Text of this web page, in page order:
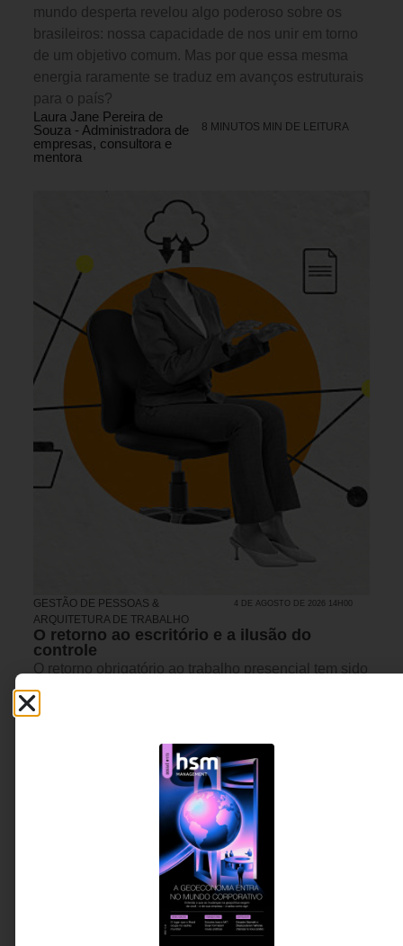
mundo desperta revelou algo poderoso sobre os
brasileiros: nossa capacidade de nos unir em torno
de um objetivo comum. Mas por que essa mesma
energia raramente se traduz em avanços estruturais
para o país?
Laura Jane Pereira de
Souza - Administradora de
empresas, consultora e
mentora
8 MINUTOS MIN DE LEITURA
GESTÃO DE PESSOAS &
ARQUITETURA DE TRABALHO
4 DE AGOSTO DE 2026 14H00
O retorno ao escritório e a ilusão do
controle
O retorno obrigatório ao trabalho presencial tem sido
defendido como uma solução para desafios de
gestão, colaboração e produtividade. O artigo
performance gerenciam pessoas pela presença ou
pelo valor que entregam?
5 MINUTOS MIN DE LEITURA